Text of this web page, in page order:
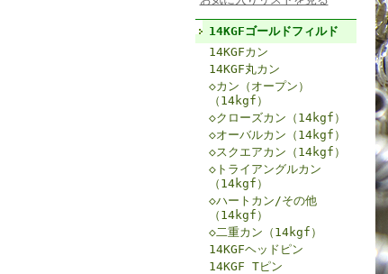
14KGFゴールドフィルド
14KGFカン
14KGF丸カン
◇カン（オープン）
（14kgf）
◇クローズカン（14kgf）
◇オーバルカン（14kgf）
◇スクエアカン（14kgf）
◇トライアングルカン
（14kgf）
◇ハートカン/その他
（14kgf）
◇二重カン（14kgf）
14KGFヘッドピン
14KGF Tピン